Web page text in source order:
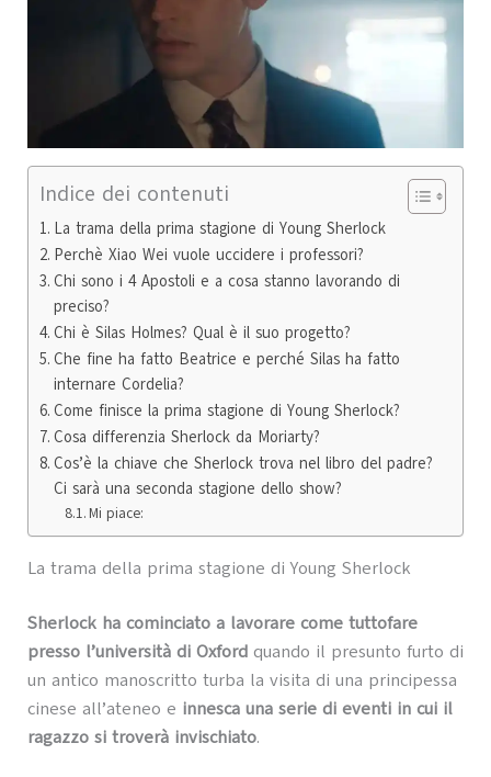
Indice dei contenuti
La trama della prima stagione di Young Sherlock
Perchè Xiao Wei vuole uccidere i professori?
Chi sono i 4 Apostoli e a cosa stanno lavorando di
preciso?
Chi è Silas Holmes? Qual è il suo progetto?
Che fine ha fatto Beatrice e perché Silas ha fatto
internare Cordelia?
Come finisce la prima stagione di Young Sherlock?
Cosa differenzia Sherlock da Moriarty?
Cos’è la chiave che Sherlock trova nel libro del padre?
Ci sarà una seconda stagione dello show?
Mi piace:
La trama della prima stagione di Young Sherlock
Sherlock ha cominciato a lavorare come tuttofare
presso l’università di Oxfordquando il presunto furto di
un antico manoscritto turba la visita di una principessa
cinese all’ateneo e innesca una serie di eventi in cui il
ragazzo si troverà invischiato.